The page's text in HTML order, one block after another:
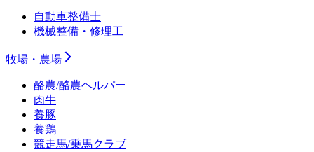
自動車整備士
機械整備・修理工
牧場・農場
酪農/酪農ヘルパー
肉牛
養豚
養鶏
競走馬/乗馬クラブ